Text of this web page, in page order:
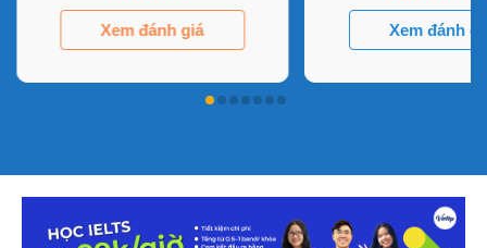
Xem đánh giá Xem đánh